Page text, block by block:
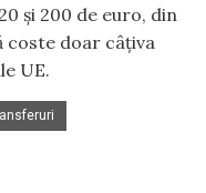
și 200 de euro, din
coste doar câțiva
UE.